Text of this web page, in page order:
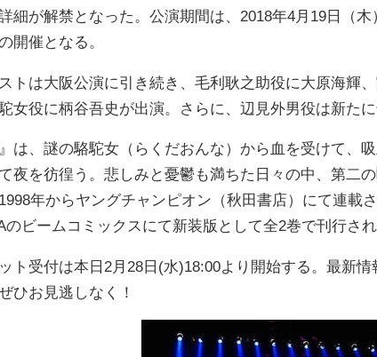
細が解禁となった。公演期間は、2018年4月19日（
開催となる。
トは大阪公演に引き続き、毛利耿之助役に大原海輝
女役に柄谷吾史が出演。さらに、辺見外男役は新たに
』は、謎の駱駝女（らくだおんな）から血を受けて、
夜を彷徨う。悲しみと憂鬱も満ちた日々の中、第二
年からヤングチャンピオン（秋田書店）にて連載
のビームコミックスにて新装版として全2巻で刊行され
ト受付は本日2月28日(水)18:00より開始する。最新
ひお見逃しなく！